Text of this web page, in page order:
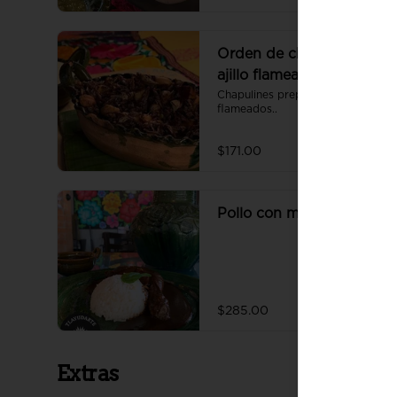
Orden de chapulines al
ajillo flameados (60 gr)
Chapulines preparados al ajillo,
flameados..
$171.00
Pollo con mole negro
$285.00
Extras